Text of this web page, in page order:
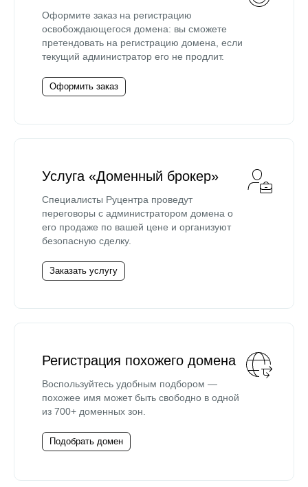
Оформите заказ на регистрацию
освобождающегося домена: вы сможете
претендовать на регистрацию домена, если
текущий администратор его не продлит.
Оформить заказ
Услуга «Доменный брокер»
Специалисты Руцентра проведут
переговоры с администратором домена о
его продаже по вашей цене и организуют
безопасную сделку.
Заказать услугу
Регистрация похожего домена
Воспользуйтесь удобным подбором —
похожее имя может быть свободно в одной
из 700+ доменных зон.
Подобрать домен